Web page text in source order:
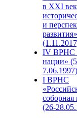
в XXI
и
развития»
IV ВРНС
нации»
7.06.1997)
I ВРНС
(26-